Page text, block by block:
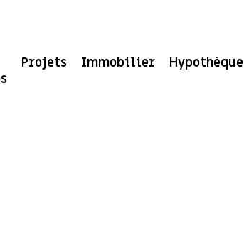
Projets Immobilier Hypothèque